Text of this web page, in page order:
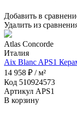
Добавить в
Удалить из
Atlas Concorde
Италия
Aix Blanc APS1
14 958 ₽ / м²
Код 510924573
Артикул APS1
В корзину